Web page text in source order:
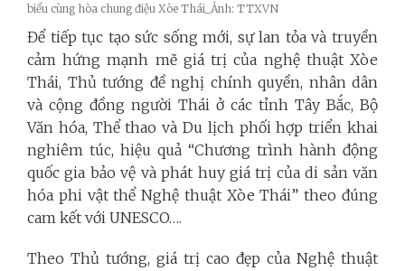
biểu cùng hòa chung điệu Xòe Thái_Ảnh: TTXVN
Để tiếp tục tạo sức sống mới, sự lan tỏa và truyền
cảm hứng mạnh mẽ giá trị của nghệ thuật Xòe
Thái, Thủ tướng đề nghị chính quyền, nhân dân
và cộng đồng người Thái ở các tỉnh Tây Bắc, Bộ
Văn hóa, Thể thao và Du lịch phối hợp triển khai
nghiêm túc, hiệu quả “Chương trình hành động
quốc gia bảo vệ và phát huy giá trị của di sản văn
hóa phi vật thể Nghệ thuật Xòe Thái” theo đúng
cam kết với UNESCO….
Theo Thủ tướng, giá trị cao đẹp của Nghệ thuật